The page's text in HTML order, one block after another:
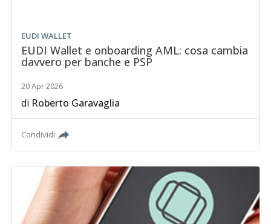
EUDI WALLET
EUDI Wallet e onboarding AML: cosa cambia
davvero per banche e PSP
20 Apr 2026
di Roberto Garavaglia
Condividi